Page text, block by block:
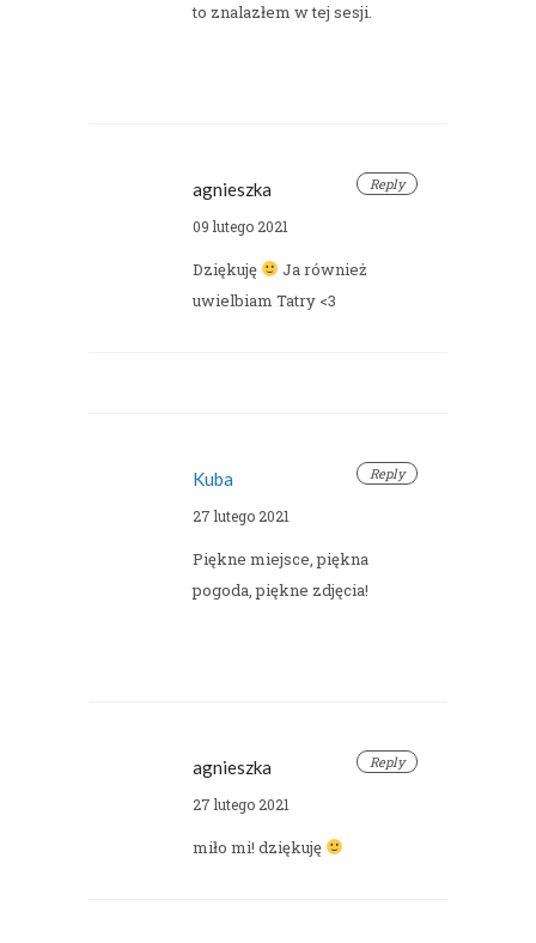
to znalazłem w tej sesji.
Reply
agnieszka
09 lutego 2021
Dziękuję
Ja również
uwielbiam Tatry <3
Reply
Kuba
27 lutego 2021
Piękne miejsce, piękna
pogoda, piękne zdjęcia!
Reply
agnieszka
27 lutego 2021
miło mi! dziękuję